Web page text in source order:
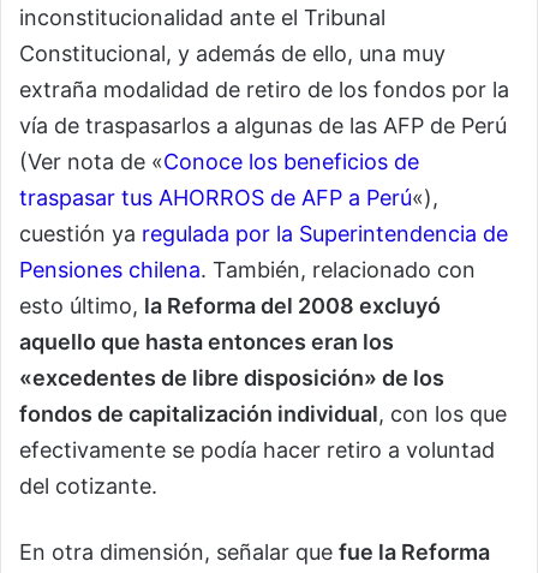
inconstitucionalidad ante el Tribunal
Constitucional, y además de ello, una muy
extraña modalidad de retiro de los fondos por la
vía de traspasarlos a algunas de las AFP de Perú
(Ver nota de «Conoce los beneficios de
traspasar tus AHORROS de AFP a Perú«),
cuestión ya regulada por la Superintendencia de
Pensiones chilena. También, relacionado con
esto último, la Reforma del 2008 excluyó
aquello que hasta entonces eran los
«excedentes de libre disposición» de los
fondos de capitalización individual, con los que
efectivamente se podía hacer retiro a voluntad
del cotizante.
En otra dimensión, señalar que fue la Reforma